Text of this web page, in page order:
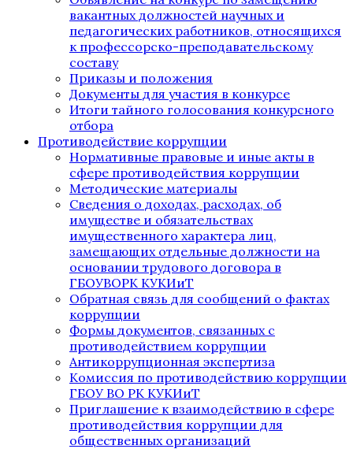
вакантных должностей научных и
педагогических работников, относящихся
к профессорско-преподавательскому
составу
Приказы и положения
Документы для участия в конкурсе
Итоги тайного голосования конкурсного
отбора
Противодействие коррупции
Нормативные правовые и иные акты в
сфере противодействия коррупции
Методические материалы
Сведения о доходах, расходах, об
имуществе и обязательствах
имущественного характера лиц,
замещающих отдельные должности на
основании трудового договора в
ГБОУВОРК КУКИиТ
Обратная связь для сообщений о фактах
коррупции
Формы документов, связанных с
противодействием коррупции
Антикоррупционная экспертиза
Комиссия по противодействию коррупции
ГБОУ ВО РК КУКИиТ
Приглашение к взаимодействию в сфере
противодействия коррупции для
общественных организаций